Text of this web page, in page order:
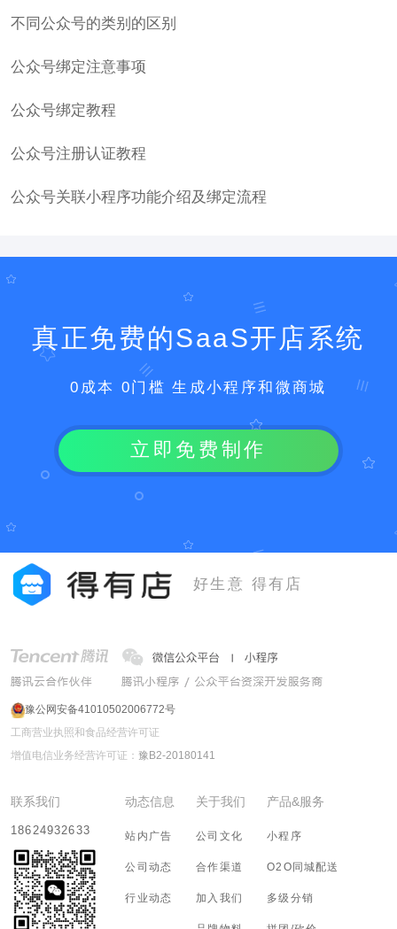
不同公众号的类别的区别
公众号绑定注意事项
公众号绑定教程
公众号注册认证教程
公众号关联小程序功能介绍及绑定流程
真正免费的SaaS开店系统
0成本 0门槛 生成小程序和微商城
立即免费制作
好生意 得有店
豫公网安备41010502006772号
工商营业执照和食品经营许可证
增值电信业务经营许可证： 豫B2-20180141
联系我们
18624932633
动态信息
站内广告
公司动态
行业动态
关于我们
公司文化
合作渠道
加入我们
产品&服务
小程序
O2O同城配送
多级分销